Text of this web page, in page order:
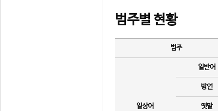
범주별 현황
범주
일상어
일반어
방언
옛말